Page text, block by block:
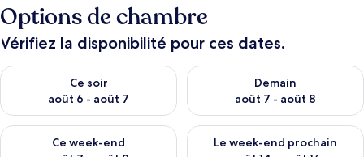
Options de chambre
Vérifiez la disponibilité pour ces dates.
Ce soir
août 6 - août 7
Vérifier la disponibilité pour ce soir août 6 - août 7
Demain
août 7 - août 8
Vérifier la disponibilité pour
Ce week-end
Vérifier la disponibilité pour ce week-end août 7 - août 9
Le week-end prochain
Vérifier la disponibilité pour